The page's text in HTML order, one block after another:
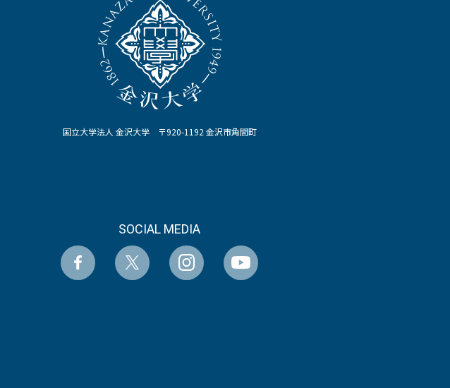
国立大学法人 金沢大学 〒920-1192 金沢市角間町
SOCIAL MEDIA